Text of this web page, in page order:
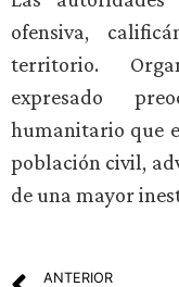
ofensiva,
territorio.
expresado
humanitario que
población civil,
de una mayor
ANTERIOR